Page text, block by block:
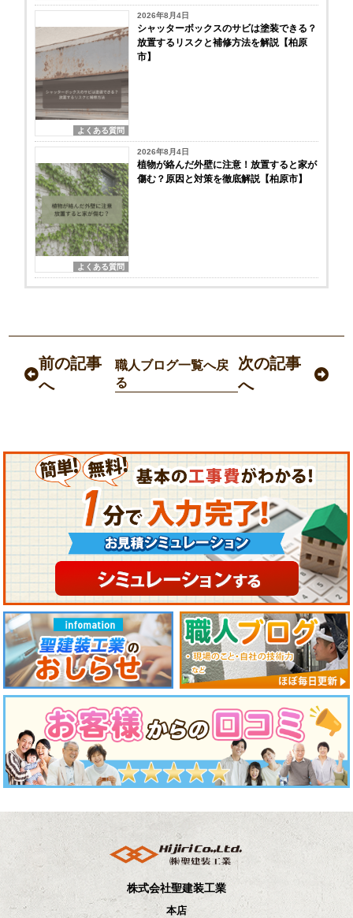
よくある質問
2026年8月4日
シャッターボックスのサビは塗装できる？
放置するリスクと補修方法を解説【柏原
市】
よくある質問
2026年8月4日
植物が絡んだ外壁に注意！放置すると家が
傷む？原因と対策を徹底解説【柏原市】
前の記事
へ
職人ブログ一覧へ戻
る
次の記事
へ
株式会社聖建装工業
本店